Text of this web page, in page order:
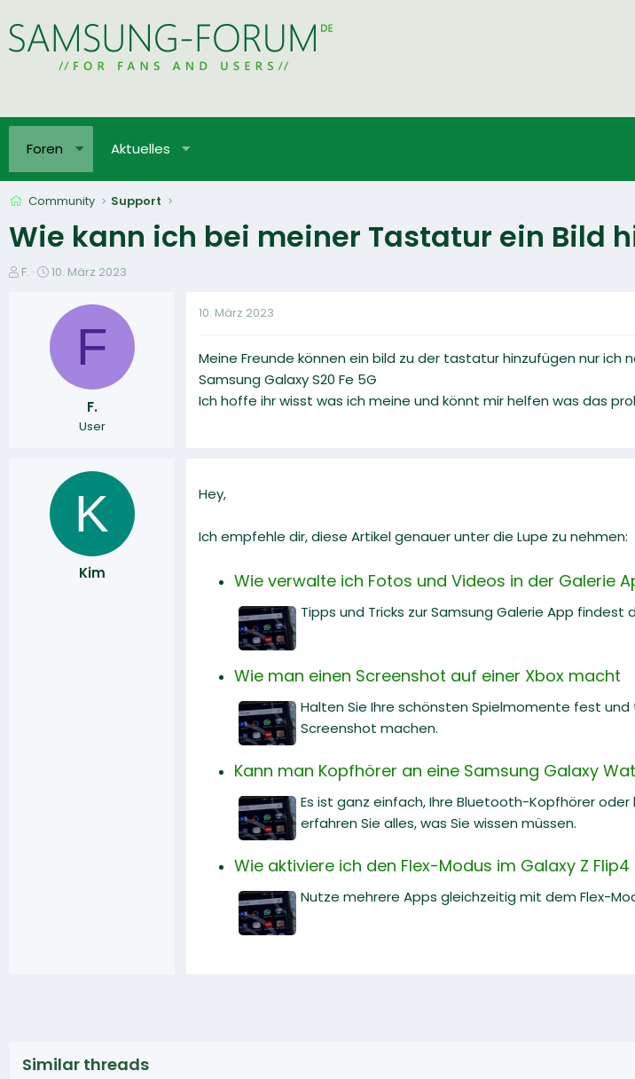
Foren Aktuelles
Community Support
Wie kann ich bei meiner Tastatur ein Bild
E
F.
E
e
l
10. März 2023
F
F.
User
10. März 2023
Meine Freunde können ein bild zu der tastatur hinzufügen nur ich
Samsung Galaxy S20 Fe 5G
Ich hoffe ihr wisst was ich meine und könnt mir helfen was das
K
Kim
Hey,
Ich empfehle dir, diese Artikel genauer unter die Lupe zu nehmen:
Wie verwalte ich Fotos und Videos in der Galerie
Tipps und Tricks zur Samsung Galerie App findest
Wie man einen Screenshot auf einer Xbox macht
Halten Sie Ihre schönsten Spielmomente fest und
Screenshot machen.
Kann man Kopfhörer an eine Samsung Galaxy
Es ist ganz einfach, Ihre Bluetooth-Kopfhörer
erfahren Sie alles, was Sie wissen müssen.
Wie aktiviere ich den Flex-Modus im Galaxy Z
Nutze mehrere Apps gleichzeitig mit dem Flex-
Similar threads